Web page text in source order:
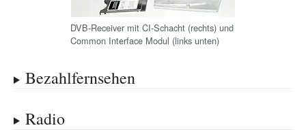
DVB-Receiver mit CI-Schacht (rechts) und
Common Interface Modul (links unten)
Bezahlfernsehen
Radio